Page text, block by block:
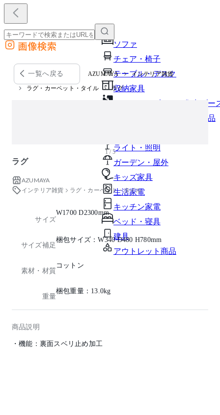
ソファ
チェア・椅子
テーブル・デスク
収納家具
パーソナルブース・集中ブー
オフィスアクセサリー・備品
ライト・照明
ガーデン・屋外
キッズ家具
生活家電
キッチン家電
ベッド・寝具
建具
アウトレット商品
外部サイトの商品をカートに追加
他のサイトで見つけた商品ページのURLを貼り付けて、カートに追加できます
画像検索
一覧へ戻る AZUMAYA インテリア雑貨
ラグ・カーペット・タイル ラグ
1 / 5
ラグ
AZUMAYA
インテリア雑貨
ラグ・カーペット・タイル
サイズ
W1700 D2300mm
サイズ補足
梱包サイズ：W340 D480 H780mm
素材・材質
コットン
重量
梱包重量：13.0kg
商品説明
・機能：裏面スベリ止め加工